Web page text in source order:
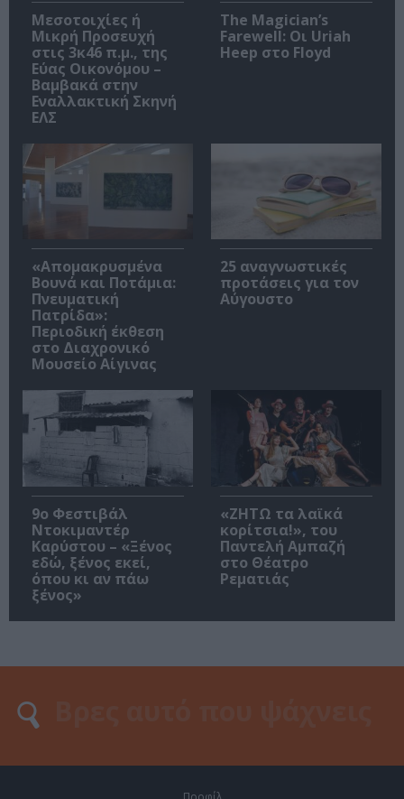
Μεσοτοιχίες ή
Μικρή Προσευχή
στις 3κ46 π.μ., της
Εύας Οικονόμου –
Βαμβακά στην
Εναλλακτική Σκηνή
ΕΛΣ
The Magician’s
Farewell: Οι Uriah
Heep στο Floyd
«Απομακρυσμένα
Βουνά και Ποτάμια:
Πνευματική
Πατρίδα»:
Περιοδική έκθεση
στο Διαχρονικό
Μουσείο Αίγινας
25 αναγνωστικές
προτάσεις για τον
Αύγουστο
9ο Φεστιβάλ
Ντοκιμαντέρ
Καρύστου – «Ξένος
εδώ, ξένος εκεί,
όπου κι αν πάω
ξένος»
«ΖΗΤΩ τα λαϊκά
κορίτσια!», του
Παντελή Αμπαζή
στο Θέατρο
Ρεματιάς